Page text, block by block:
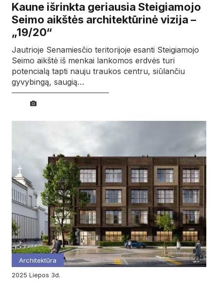
Kaune išrinkta geriausia Steigiamojo
Seimo aikštės architektūrinė vizija –
„19/20“
Jautrioje Senamiesčio teritorijoje esanti Steigiamojo
Seimo aikštė iš menkai lankomos erdvės turi
potencialą tapti nauju traukos centru, siūlančiu
gyvybingą, saugią…
Architektūra
2025
liepos 3d.